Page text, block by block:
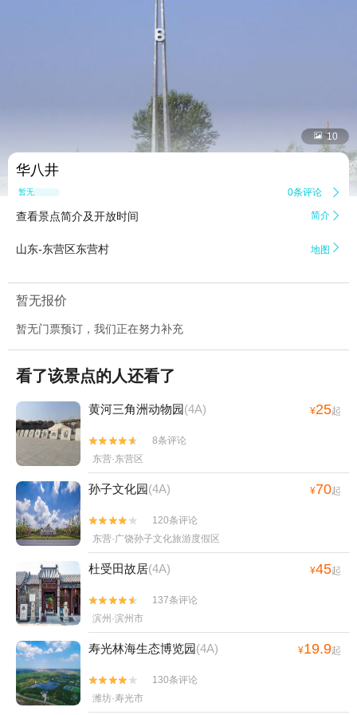
 10
华八井
暂无点评 0条评论 
查看景点简介及开放时间 简介 
山东-东营区东营村 地图 
暂无报价
暂无门票预订，我们正在努力补充
看了该景点的人还看了
黄河三角洲动物园(4A) ¥25起


8条评论
东营·东营区
孙子文化园(4A) ¥70起


120条评论
东营·广饶孙子文化旅游度假区
杜受田故居(4A) ¥45起


137条评论
滨州·滨州市
寿光林海生态博览园(4A) ¥19.9起


130条评论
潍坊·寿光市